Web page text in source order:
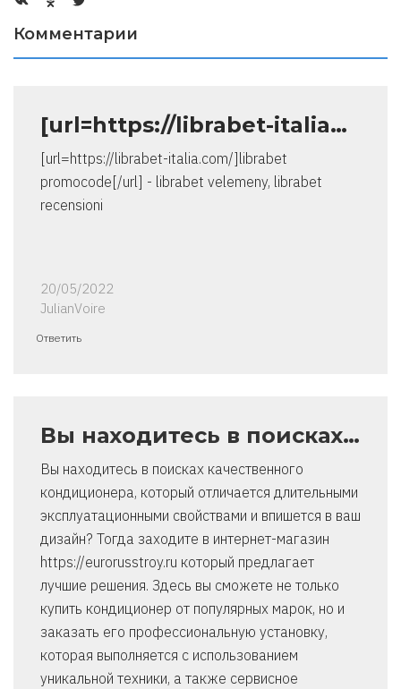
Комментарии
[url=https://librabet-italia…
[url=https://librabet-italia.com/]librabet
promocode[/url] - librabet velemeny, librabet
recensioni
20/05/2022
JulianVoire
Ответить
Вы находитесь в поисках…
Вы находитесь в поисках качественного
кондиционера, который отличается длительными
эксплуатационными свойствами и впишется в ваш
дизайн? Тогда заходите в интернет-магазин
https://eurorusstroy.ru который предлагает
лучшие решения. Здесь вы сможете не только
купить кондиционер от популярных марок, но и
заказать его профессиональную установку,
которая выполняется с использованием
уникальной техники, а также сервисное